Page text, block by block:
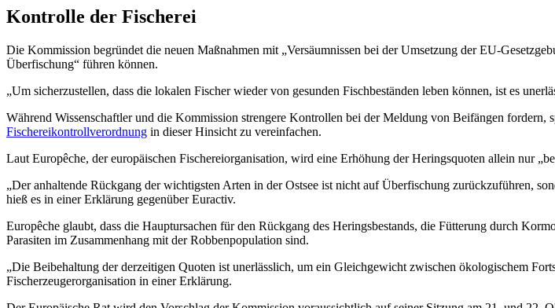
Kontrolle der Fischerei
Die Kommission begründet die neuen Maßnahmen mit „Versäumnissen bei der Umsetzung der EU-
Überfischung“ führen können.
„Um sicherzustellen, dass die lokalen Fischer wieder von gesunden Fischbeständen leben können, ist es
Während Wissenschaftler und die Kommission strengere Kontrollen bei der Meldung von Beifängen fordern,
Fischereikontrollverordnung in dieser Hinsicht zu vereinfachen.
Laut Europêche, der europäischen Fischereiorganisation, wird eine Erhöhung der Heringsquoten allein nur
„Der anhaltende Rückgang der wichtigsten Arten in der Ostsee ist nicht auf Überfischung zurückzuführen,
hieß es in einer Erklärung gegenüber Euractiv.
Europêche glaubt, dass die Hauptursachen für den Rückgang des Heringsbestands, die Fütterung durch
Parasiten im Zusammenhang mit der Robbenpopulation sind.
„Die Beibehaltung der derzeitigen Quoten ist unerlässlich, um ein Gleichgewicht zwischen ökologischem
Fischerzeugerorganisation in einer Erklärung.